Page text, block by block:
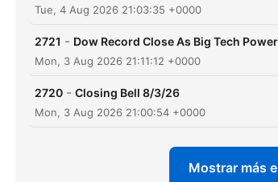
Tue, 4 Aug 2026 21:03:35 +0000
2721 - Dow Record Close As Big Tech
Mon, 3 Aug 2026 21:11:12 +0000
2720 - Closing Bell 8/3/26
Mon, 3 Aug 2026 21:00:54 +0000
Mostrar más